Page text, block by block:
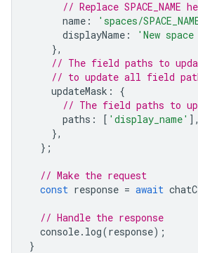
// Replace SPACE_NAME
name : 'spaces/
displayName : 'New
},
// The field paths to
// to update all field
updateMask :
{
// The field paths to
paths : [ 'display_name' ],
},
};
// Make the request
const response = await
// Handle the response
console. log(response);
}